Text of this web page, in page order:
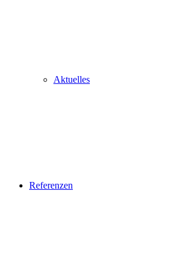
Aktuelles
Referenzen